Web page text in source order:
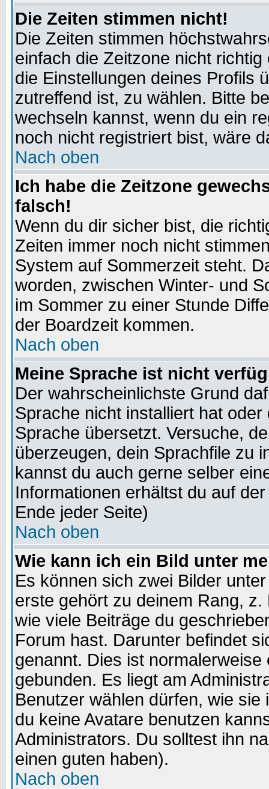
Die Zeiten stimmen nicht!
Die Zeiten stimmen
einfach die Zeitzone nicht
die Einstellungen deines Profils
zutreffend ist, zu wählen. Bitte
wechseln kannst, wenn du ein
noch nicht registriert bist, wäre
Nach oben
Ich habe die Zeitzone
falsch!
Wenn du dir sicher bist, die
Zeiten immer noch nicht
System auf Sommerzeit steht.
worden, zwischen Winter- und
im Sommer zu einer Stunde
der Boardzeit kommen.
Nach oben
Meine Sprache ist nicht
Der wahrscheinlichste Grund
Sprache nicht installiert hat
Sprache übersetzt. Versuche,
überzeugen, dein Sprachfile zu
kannst du auch gerne selber
Informationen erhältst du auf
Ende jeder Seite)
Nach oben
Wie kann ich ein Bild unter
Es können sich zwei Bilder
erste gehört zu deinem Rang,
wie viele Beiträge du
Forum hast. Darunter befindet
genannt. Dies ist
gebunden. Es liegt am
Benutzer wählen dürfen, wie
du keine Avatare benutzen
Administrators. Du solltest ihn
einen guten haben).
Nach oben